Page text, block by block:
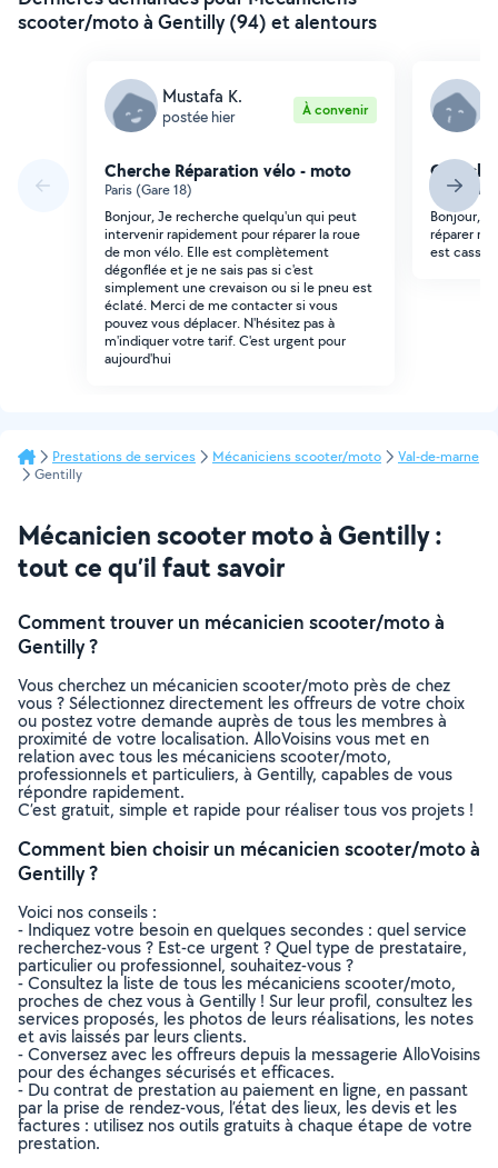
scooter/moto à Gentilly (94) et alentours
Mustafa K.
postée hier À convenir
Cherche Réparation vélo - moto
Paris (Gare 18)
Bonjour, Je recherche quelqu'un qui peut
intervenir rapidement pour réparer la roue
de mon vélo. Elle est complètement
dégonflée et je ne sais pas si c'est
simplement une crevaison ou si le pneu est
éclaté. Merci de me contacter si vous
pouvez vous déplacer. N'hésitez pas à
m'indiquer votre tarif. C'est urgent pour
aujourd'hui
Paris
Bonjour,
réparer
est cassé.
Prestations de services Mécaniciens scooter/moto
Val-de-marne
Gentilly
Mécanicien scooter moto à Gentilly :
tout ce qu’il faut savoir
Comment trouver un mécanicien scooter/moto à
Gentilly ?
Vous cherchez un mécanicien scooter/moto près de chez
vous ? Sélectionnez directement les offreurs de votre choix
ou postez votre demande auprès de tous les membres à
proximité de votre localisation. AlloVoisins vous met en
relation avec tous les mécaniciens scooter/moto,
professionnels et particuliers, à Gentilly, capables de vous
répondre rapidement.
C’est gratuit, simple et rapide pour réaliser tous vos projets !
Comment bien choisir un mécanicien scooter/moto à
Gentilly ?
Voici nos conseils :
- Indiquez votre besoin en quelques secondes : quel service
recherchez-vous ? Est-ce urgent ? Quel type de prestataire,
particulier ou professionnel, souhaitez-vous ?
- Consultez la liste de tous les mécaniciens scooter/moto,
proches de chez vous à Gentilly ! Sur leur profil, consultez les
services proposés, les photos de leurs réalisations, les notes
et avis laissés par leurs clients.
- Conversez avec les offreurs depuis la messagerie AlloVoisins
pour des échanges sécurisés et efficaces.
- Du contrat de prestation au paiement en ligne, en passant
par la prise de rendez-vous, l’état des lieux, les devis et les
factures : utilisez nos outils gratuits à chaque étape de votre
prestation.